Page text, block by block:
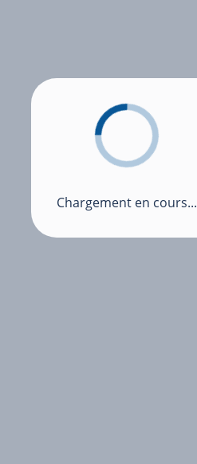
Chargement en cours...